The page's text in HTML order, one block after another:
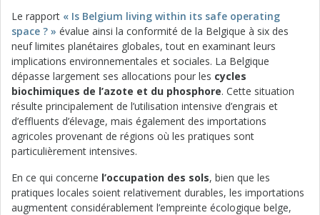
Le rapport « Is Belgium living within its safe operating
space ? » évalue ainsi la conformité de la Belgique à six des
neuf limites planétaires globales, tout en examinant leurs
implications environnementales et sociales. La Belgique
dépasse largement ses allocations pour les cycles
biochimiques de l’azote et du phosphore. Cette situation
résulte principalement de l’utilisation intensive d’engrais et
d’effluents d’élevage, mais également des importations
agricoles provenant de régions où les pratiques sont
particulièrement intensives.
En ce qui concerne l’occupation des sols, bien que les
pratiques locales soient relativement durables, les importations
augmentent considérablement l’empreinte écologique belge,